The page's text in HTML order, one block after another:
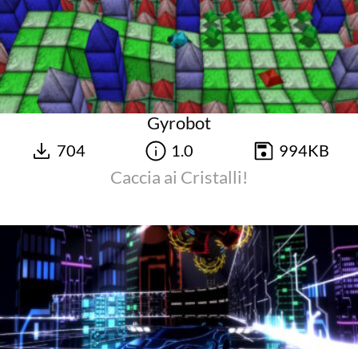
Gyrobot
704 1.0 994KB
Caccia ai Cristalli!